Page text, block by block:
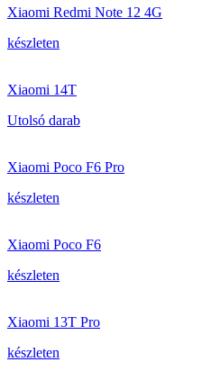
Xiaomi Redmi Note 12 4G
készleten
Xiaomi 14T
Utolsó darab
Xiaomi Poco F6 Pro
készleten
Xiaomi Poco F6
készleten
Xiaomi 13T Pro
készleten